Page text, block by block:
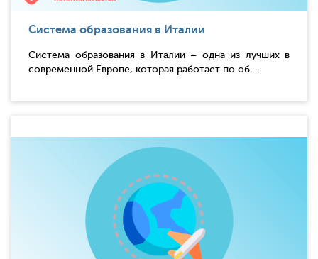
Система образования в Италии
Система образования в Италии – одна из лучших в
современной Европе, которая работает по об ...